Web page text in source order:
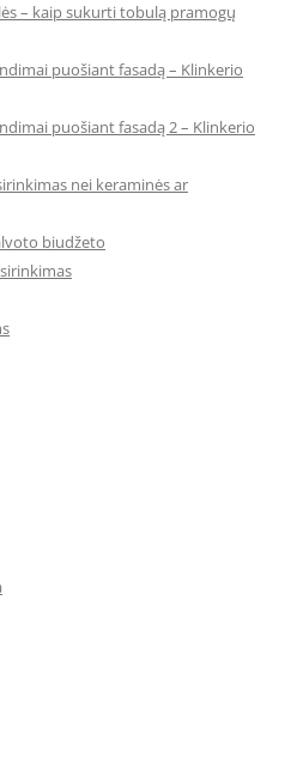
– kaip sukurti tobulą pramogų
puošiant fasadą – Klinkerio
puošiant fasadą 2 – Klinkerio
nei keraminės ar
biudžeto